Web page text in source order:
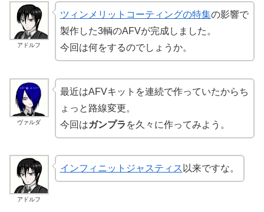
アドルフ
ツィンメリットコーティングの特集の影響で
製作した3輌のAFVが完成しました。
今回は何をするのでしょうか。
ヴァルダ
最近はAFVキットを連続で作っていたからち
ょっと路線変更。
今回はガンプラ を久々に作ってみよう。
アドルフ
インフィニットジャスティス 以来ですな。